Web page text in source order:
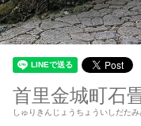
首里金城町石
しゅりきんじょうちょういしだたみ